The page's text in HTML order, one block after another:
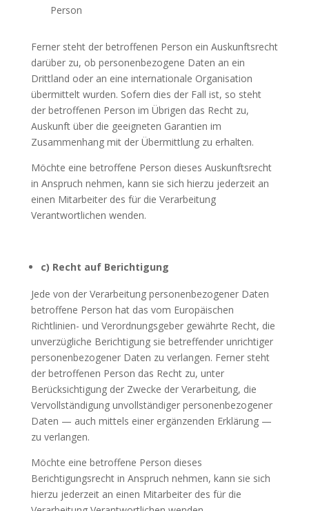
Person
Ferner steht der betroffenen Person ein Auskunftsrecht
darüber zu, ob personenbezogene Daten an ein
Drittland oder an eine internationale Organisation
übermittelt wurden. Sofern dies der Fall ist, so steht
der betroffenen Person im Übrigen das Recht zu,
Auskunft über die geeigneten Garantien im
Zusammenhang mit der Übermittlung zu erhalten.
Möchte eine betroffene Person dieses Auskunftsrecht
in Anspruch nehmen, kann sie sich hierzu jederzeit an
einen Mitarbeiter des für die Verarbeitung
Verantwortlichen wenden.
c) Recht auf Berichtigung
Jede von der Verarbeitung personenbezogener Daten
betroffene Person hat das vom Europäischen
Richtlinien- und Verordnungsgeber gewährte Recht, die
unverzügliche Berichtigung sie betreffender unrichtiger
personenbezogener Daten zu verlangen. Ferner steht
der betroffenen Person das Recht zu, unter
Berücksichtigung der Zwecke der Verarbeitung, die
Vervollständigung unvollständiger personenbezogener
Daten — auch mittels einer ergänzenden Erklärung —
zu verlangen.
Möchte eine betroffene Person dieses
Berichtigungsrecht in Anspruch nehmen, kann sie sich
hierzu jederzeit an einen Mitarbeiter des für die